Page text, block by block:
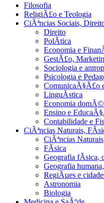
Filosofia
ReligiÃ£o e Teologia
CiÃªncias Sociais,
Direito
PolÃ­tica
Economia e
GestÃ£o,
Sociologia e
Psicologia e
ComunicaÃ§Ã£o
LinguÃ­stica
Economia
Ensino e
Contabilidade e
CiÃªncias Naturais,
CiÃªncias Naturais
FÃ­sica
Geografia fÃ­sica,
Geografia
RegiÃµes e
Astronomia
Biologia